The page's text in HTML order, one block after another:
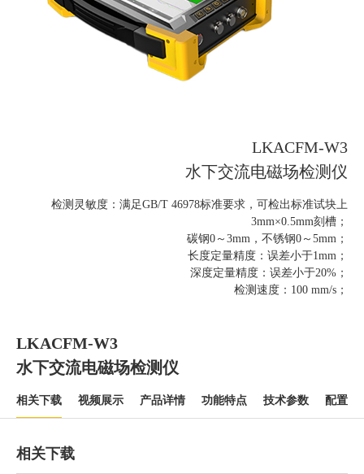
LKACFM-W3
水下交流电磁场检测仪
检测灵敏度：满足GB/T 46978标准要求，可检出标准试块上
3mm×0.5mm刻槽；
碳钢0～3mm，不锈钢0～5mm；
长度定量精度：误差小于1mm；
深度定量精度：误差小于20%；
检测速度：100 mm/s；
LKACFM-W3
水下交流电磁场检测仪
相关下载 视频展示 产品详情 功能特点 技术参数 配置清
相关下载